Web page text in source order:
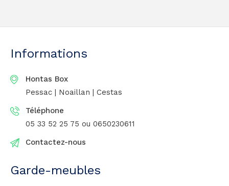
Informations
Hontas Box
Pessac | Noaillan | Cestas
Téléphone
05 33 52 25 75 ou 0650230611
Contactez-nous
Garde-meubles